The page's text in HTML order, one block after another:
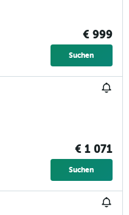
€ 999
Suchen
€ 1 071
Suchen